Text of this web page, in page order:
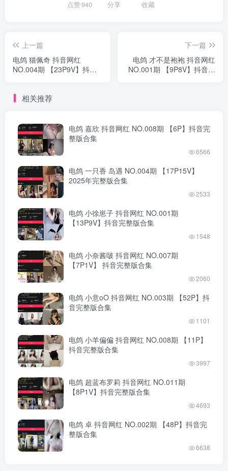
点赞940 分享 收藏
上一篇
电鸽 猫佩奇 抖音网红
NO.004期 【23P9V】抖音
下一篇
电鸽 才不是袍袍 抖音网红
NO.001期 【9P8V】抖音完
相关推荐
电鸽 嘉欣 抖音网红 NO.008期 【6P】抖音完
整版合集
6566
电鸽 一只香 岛遇 NO.004期 【17P15V】
2025年完整版合集
2533
电鸽 小徐崽子 抖音网红 NO.001期
【13P9V】抖音完整版合集
1548
电鸽 小奈酱啵 抖音网红 NO.007期
【7P1V】 抖音完整版合集
2060
电鸽 小意oO 抖音网红 NO.003期 【52P】抖
音完整版合集
1101
电鸽 小羊偏偏 抖音网红 NO.008期 【11P】
抖音完整版合集
3997
电鸽 超蓝布罗莉 抖音网红 NO.011期
【8P1V】抖音完整版合集
4693
电鸽 卓 抖音网红 NO.002期 【48P】抖音完
整版合集
6638